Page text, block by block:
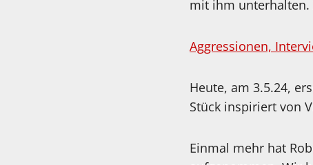
mit ihm
Aggressionen,
Heute, am 3.5.24,
Stück inspiriert von
Einmal mehr hat